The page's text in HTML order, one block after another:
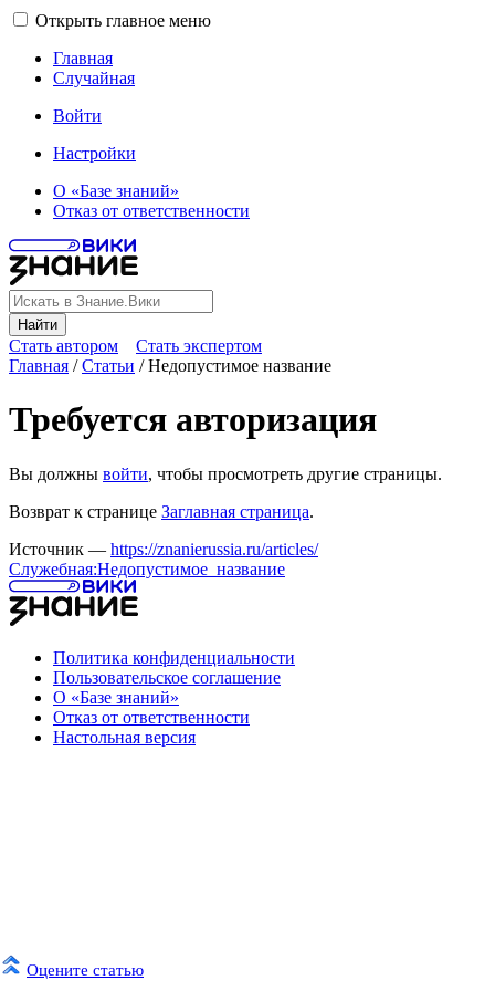
Открыть главное меню
Главная
Случайная
Войти
Настройки
О «Базе знаний»
Отказ от ответственности
Найти
Стать автором Стать экспертом
Оцените статью
Главная /Статьи /Недопустимое название
Требуется авторизация
Вы должны войти, чтобы просмотреть другие страницы.
Возврат к странице Заглавная страница.
Источник — https://znanierussia.ru/articles/
Служебная:Недопустимое_название
Политика конфиденциальности
Пользовательское соглашение
О «Базе знаний»
Отказ от ответственности
Настольная версия